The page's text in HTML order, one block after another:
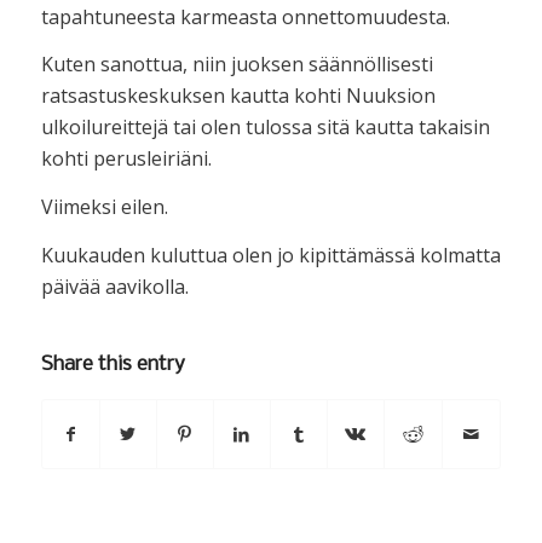
tapahtuneesta karmeasta onnettomuudesta.
Kuten sanottua, niin juoksen säännöllisesti
ratsastuskeskuksen kautta kohti Nuuksion
ulkoilureittejä tai olen tulossa sitä kautta takaisin
kohti perusleiriäni.
Viimeksi eilen.
Kuukauden kuluttua olen jo kipittämässä kolmatta
päivää aavikolla.
Share this entry